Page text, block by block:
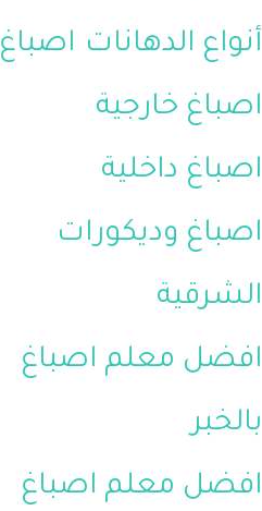
أنواع الدهانات اصباغ
اصباغ خارجية
اصباغ داخلية
اصباغ وديكورات
الشرقية
افضل معلم اصباغ
بالخبر
افضل معلم اصباغ